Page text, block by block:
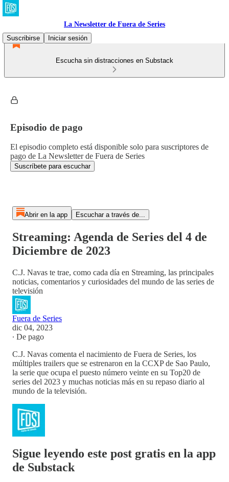
La Newsletter de Fuera de Series
Suscribirse
Iniciar sesión
Escucha sin distracciones en Substack
Episodio de pago
El episodio completo está disponible solo para suscriptores de
pago de La Newsletter de Fuera de Series
Suscríbete para escuchar
Abrir en la app Escuchar a través de...
Streaming: Agenda de Series del 4 de
Diciembre de 2023
C.J. Navas te trae, como cada día en Streaming, las principales
noticias, comentarios y curiosidades del mundo de las series de
televisión
Fuera de Series
dic 04, 2023
∙ De pago
C.J. Navas comenta el nacimiento de Fuera de Series, los
múltiples trailers que se estrenaron en la CCXP de Sao Paulo,
la serie que ocupa el puesto número veinte en su Top20 de
series del 2023 y muchas noticias más en su repaso diario al
mundo de la televisión.
Sigue leyendo este post gratis en la app
de Substack